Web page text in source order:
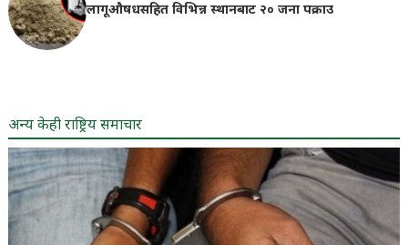
लागूऔषधसहित विभिन्न स्थानबाट २० जना पक्राउ
अन्य केही राष्ट्रिय समाचार